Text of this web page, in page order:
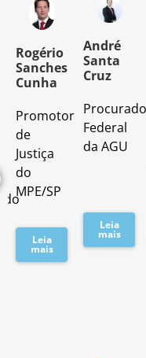
Rogério
Sanches
Cunha
Promotor
de
Justiça
do
MPE/SP
Leia
mais
André
Santa
Cruz
Federal
da AGU
Leia
mais